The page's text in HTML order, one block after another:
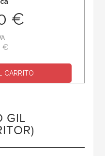
€
€
CARRITO
GIL